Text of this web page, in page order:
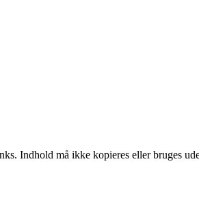
Indhold må ikke kopieres eller bruges